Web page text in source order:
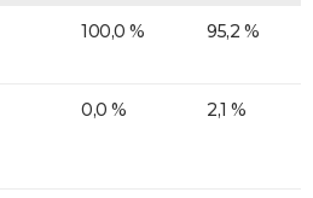
100,0 % 95,2 %
0,0 % 2,1 %